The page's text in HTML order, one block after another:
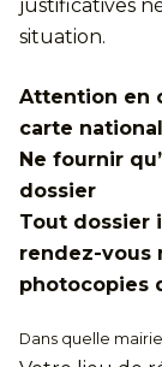
justificatives
situation.
Attention en
carte
Ne fournir
dossier
Tout dossier
rendez-vous
photocopies
Dans quelle